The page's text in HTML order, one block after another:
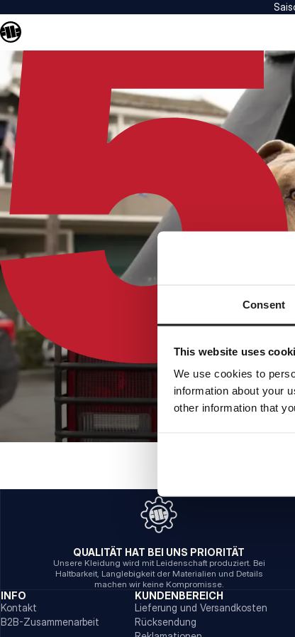
Consent
This website uses
We use cookies to
information about your
other information that
QUALITÄT HAT BEI UNS PRIORITÄT
Unsere Kleidung wird mit Leidenschaft produziert. Bei
Haltbarkeit, Langlebigkeit der Materialien und Details
machen wir keine Kompromisse.
INFO
Kontakt
B2B-Zusammenarbeit
KUNDENBEREICH
Lieferung und Versandkosten
Rücksendung